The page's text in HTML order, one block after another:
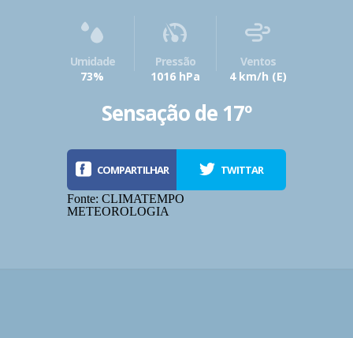
Umidade
73%
Pressão
1016 hPa
Ventos
4 km/h (E)
Sensação de 17º
COMPARTILHAR TWITTAR
Fonte: CLIMATEMPO
METEOROLOGIA